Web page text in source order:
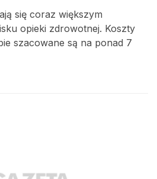
się coraz większym
opieki zdrowotnej. Koszty
szacowane są na ponad 7